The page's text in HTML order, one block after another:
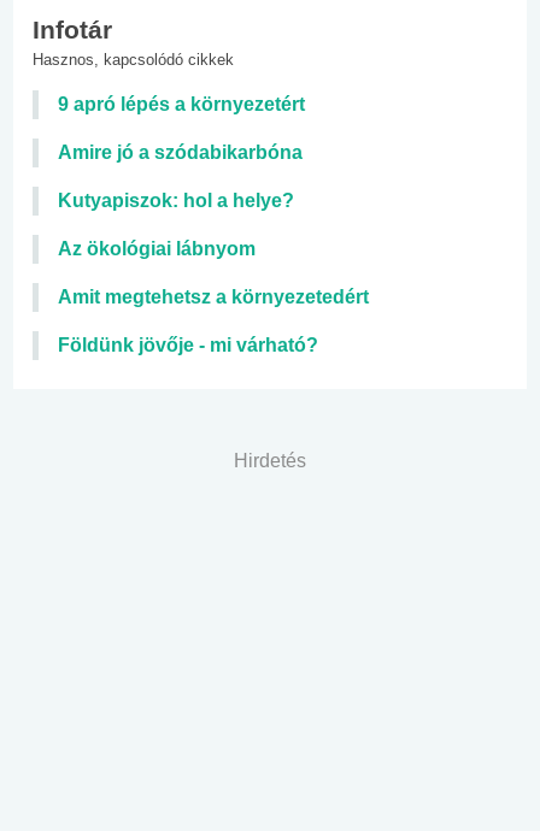
Infotár
Hasznos, kapcsolódó cikkek
9 apró lépés a környezetért
Amire jó a szódabikarbóna
Kutyapiszok: hol a helye?
Az ökológiai lábnyom
Amit megtehetsz a környezetedért
Földünk jövője - mi várható?
Hirdetés